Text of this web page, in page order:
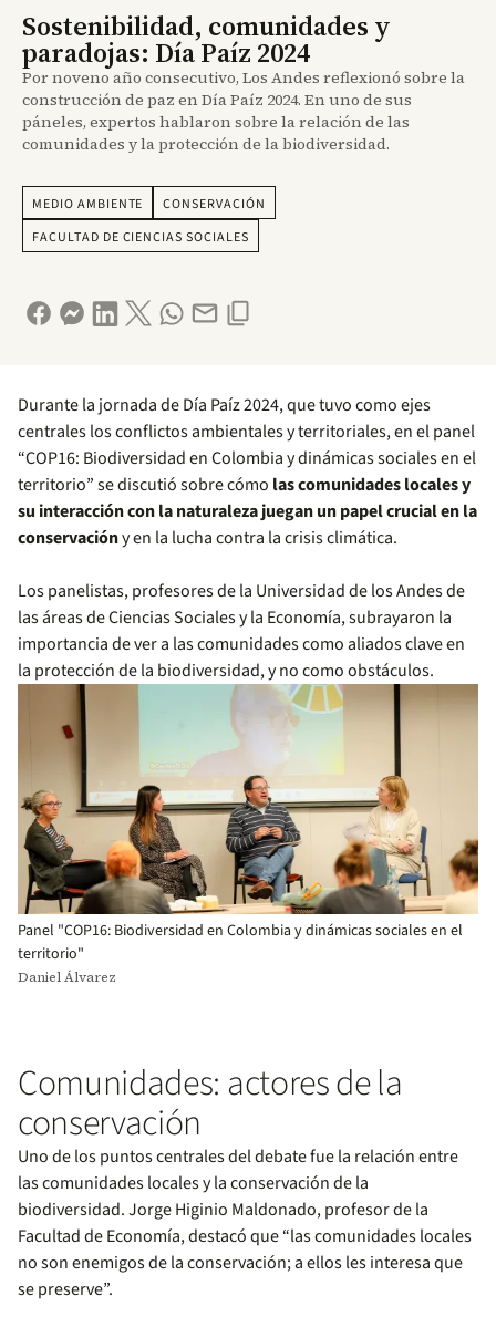
Sostenibilidad, comunidades y
paradojas: Día Paíz 2024
Por noveno año consecutivo, Los Andes reflexionó sobre la
construcción de paz en Día Paíz 2024. En uno de sus
páneles, expertos hablaron sobre la relación de las
comunidades y la protección de la biodiversidad.
MEDIO AMBIENTE
CONSERVACIÓN
FACULTAD DE CIENCIAS SOCIALES
Durante la jornada de Día Paíz 2024, que tuvo como ejes
centrales los conflictos ambientales y territoriales, en el panel
“COP16: Biodiversidad en Colombia y dinámicas sociales en el
territorio” se discutió sobre cómo las comunidades locales y
su interacción con la naturaleza juegan un papel crucial en la
conservacióny en la lucha contra la crisis climática.
Los panelistas, profesores de la Universidad de los Andes de
las áreas de Ciencias Sociales y la Economía, subrayaron la
importancia de ver a las comunidades como aliados clave en
la protección de la biodiversidad, y no como obstáculos.
Panel "COP16: Biodiversidad en Colombia y dinámicas sociales en el
territorio"
Daniel Álvarez
Comunidades: actores de la
conservación
Uno de los puntos centrales del debate fue la relación entre
las comunidades locales y la conservación de la
biodiversidad. Jorge Higinio Maldonado, profesor de la
Facultad de Economía, destacó que “las comunidades locales
no son enemigos de la conservación; a ellos les interesa que
se preserve”.